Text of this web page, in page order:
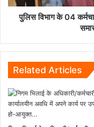
विदाई
का
पुलिस विभाग के 04
Related Articles